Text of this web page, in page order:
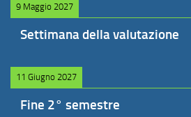
9 Maggio 2027
Settimana della valutazione
11 Giugno 2027
Fine 2° semestre